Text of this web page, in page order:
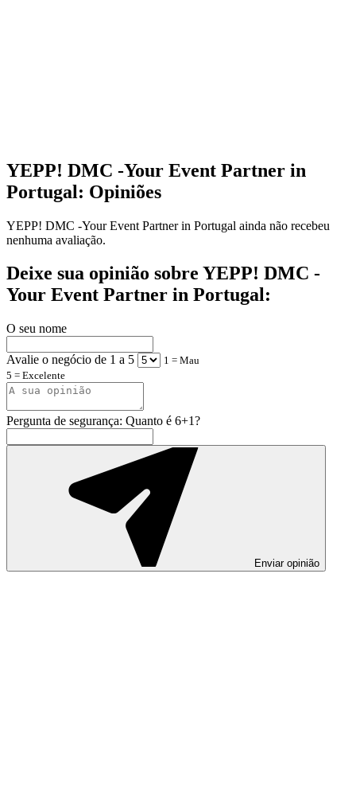
YEPP! DMC -Your Event Partner in
Portugal: Opiniões
YEPP! DMC -Your Event Partner in Portugal ainda não recebeu
nenhuma avaliação.
Deixe sua opinião sobre YEPP! DMC -
Your Event Partner in Portugal:
O seu nome
Avalie o negócio de 1 a 5
1 = Mau
5 = Excelente
Pergunta de segurança: Quanto é 6+1?
Enviar opinião